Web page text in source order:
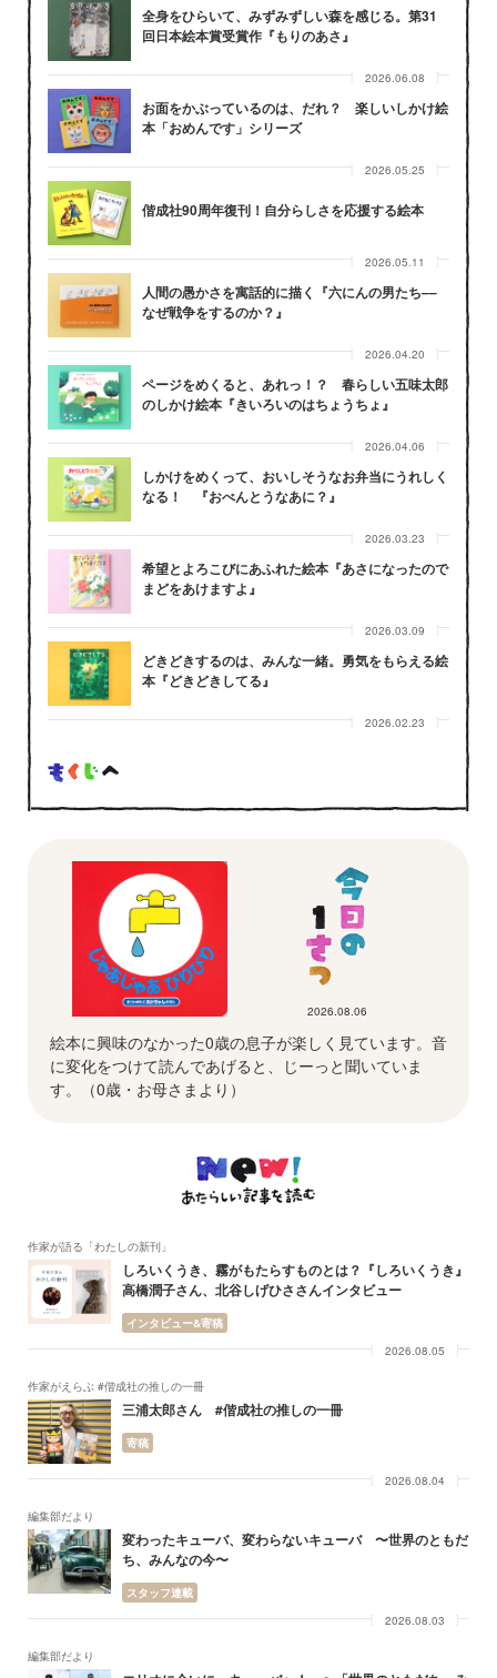
全身をひらいて、みずみずしい森を感じる。第31
回日本絵本賞受賞作『もりのあさ』
2026.06.08
お面をかぶっているのは、だれ？ 楽しいしかけ絵
本「おめんです」シリーズ
2026.05.25
偕成社90周年復刊！自分らしさを応援する絵本
2026.05.11
人間の愚かさを寓話的に描く『六にんの男たち––
なぜ戦争をするのか？』
2026.04.20
ページをめくると、あれっ！？ 春らしい五味太郎
のしかけ絵本『きいろいのはちょうちょ』
2026.04.06
しかけをめくって、おいしそうなお弁当にうれしく
なる！ 『おべんとうなあに？』
2026.03.23
希望とよろこびにあふれた絵本『あさになったので
まどをあけますよ』
2026.03.09
どきどきするのは、みんな一緒。勇気をもらえる絵
本『どきどきしてる』
2026.02.23
2026.08.06
絵本に興味のなかった0歳の息子が楽しく見ています。音
に変化をつけて読んであげると、じーっと聞いていま
す。（0歳・お母さまより）
作家が語る「わたしの新刊」
しろいくうき、霧がもたらすものとは？『しろいくうき』
高橋潤子さん、北谷しげひささんインタビュー
インタビュー&寄稿
2026.08.05
作家がえらぶ #偕成社の推しの一冊
三浦太郎さん #偕成社の推しの一冊
寄稿
2026.08.04
編集部だより
変わったキューバ、変わらないキューバ 〜世界のともだ
ち、みんなの今〜
スタッフ連載
2026.08.03
編集部だより